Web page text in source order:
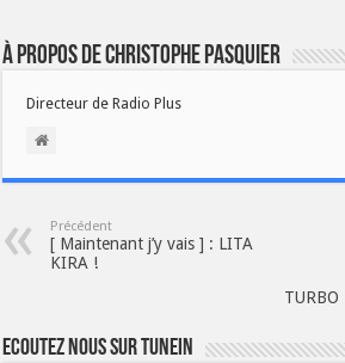
À propos de Christophe PASQUIER
Directeur de Radio Plus
Précédent
[ Maintenant j’y vais ] : LITA
KIRA !
Ecoutez nous sur TuneIn